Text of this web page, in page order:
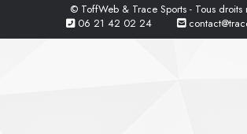
© ToffWeb & Trace Sports - Tous droits
06 21 42 02 24